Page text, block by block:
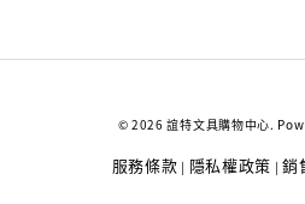
© 2026 誼特文具購物中心.
服務條款 | 隱私權政策 |銷